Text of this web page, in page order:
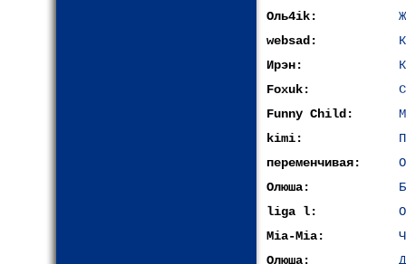
Оль4ik:
websad:
Ирэн:
Foxuk:
Funny Child:
kimi:
переменчивая:
Олюша:
liga l:
Mia-Mia:
Олюша: